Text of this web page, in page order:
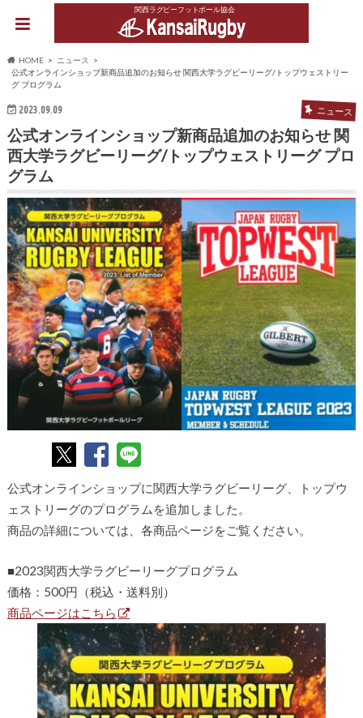
関西ラグビーフットボール協会
HOME
ニュース
公式オンラインショップ新商品追加のお知らせ 関西大学ラグビーリーグ/トップウェストリー
グ プログラム
2023.09.09 ニュース
公式オンラインショップ新商品追加のお知らせ 関
西大学ラグビーリーグ/トップウェストリーグ プロ
グラム
公式オンラインショップに関西大学ラグビーリーグ、トップウ
ェストリーグのプログラムを追加しました。
商品の詳細については、各商品ページをご覧ください。
■2023関西大学ラグビーリーグプログラム
価格：500円（税込・送料別）
商品ページはこちら